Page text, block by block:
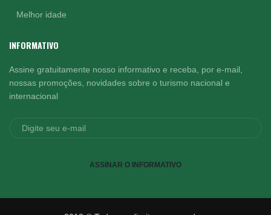
Melhor idade
INFORMATIVO
Assine gratuitamente nosso informativo e receba, por e-mail,
nossas promoções, novidades sobre o turismo nacional e
internacional
ASSINAR O INFORMATIVO